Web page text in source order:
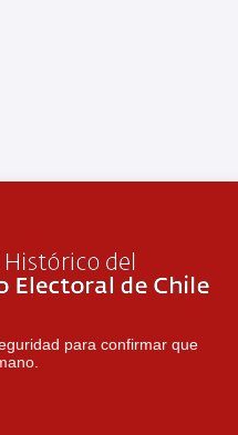
para confirmar que